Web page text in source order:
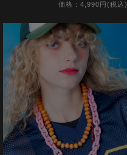
価格：4,990円(税込)